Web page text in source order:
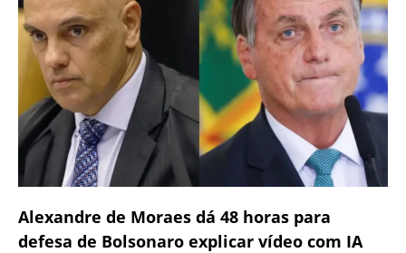
Alexandre de Moraes dá 48 horas para
defesa de Bolsonaro explicar vídeo com IA